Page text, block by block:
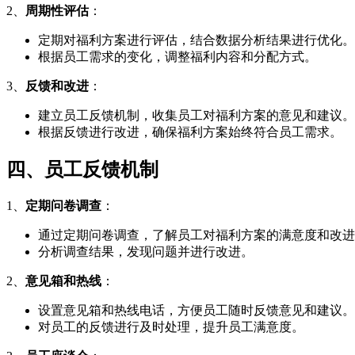
2、 周期性评估：
定期对福利方案进行评估，结合数据分析结果进行优化。
根据员工需求的变化，调整福利内容和分配方式。
3、 反馈和改进 ：
建立员工反馈机制，收集员工对福利方案的意见和建议。
根据反馈进行改进，确保福利方案始终符合员工需求。
四、员工反馈机制
1、 定期问卷调查 ：
通过定期问卷调查，了解员工对福利方案的满意度和改
分析调查结果，发现问题并进行改进。
2、 意见箱和热线 ：
设置意见箱和热线电话，方便员工随时反馈意见和建议。
对员工的反馈进行及时处理，提升员工满意度。